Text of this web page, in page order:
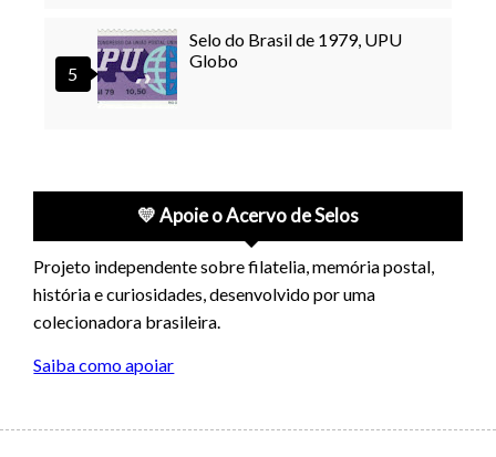
Selo do Brasil de 1979, UPU
Globo
💛 Apoie o Acervo de Selos
Projeto independente sobre filatelia, memória postal,
história e curiosidades, desenvolvido por uma
colecionadora brasileira.
Saiba como apoiar